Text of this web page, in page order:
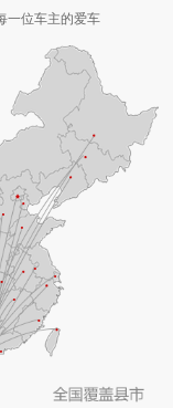
一位车主的爱车